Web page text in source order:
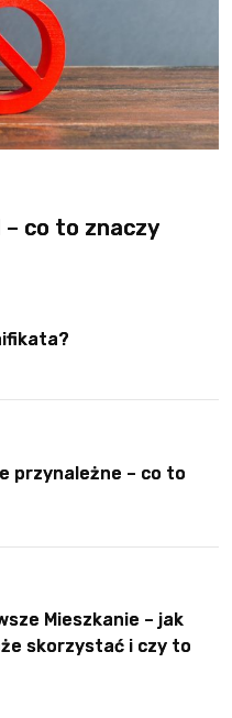
– co to znaczy
przynależne – co to
Mieszkanie – jak
skorzystać i czy to